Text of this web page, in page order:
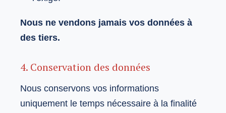
Nous ne vendons jamais vos données à
des tiers.
4. Conservation des données
Nous conservons vos informations
uniquement le temps nécessaire à la finalité